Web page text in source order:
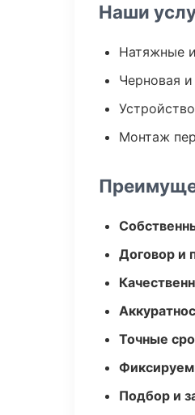
Наши
Натяжные
Черновая
Монтаж
Договор и
Точные
Фиксируем
Подбор и